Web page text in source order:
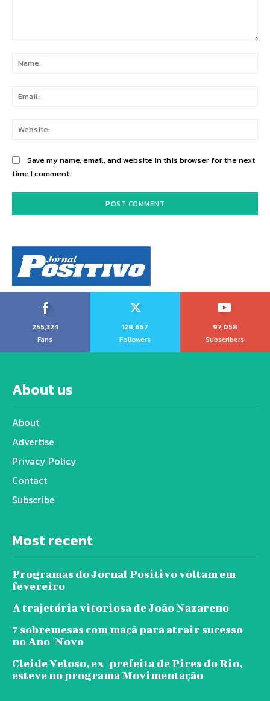
Save my name, email, and website in this browser for the next
time I comment.
255,324
Fans
128,657
Followers
97,058
Subscribers
About us
About
Advertise
Privacy Policy
Contact
Subscribe
Most recent
Programas do Jornal Positivo voltam em
fevereiro
A trajetória vitoriosa de João Nazareno
7 sobremesas com maçã para atrair sucesso
no Ano-Novo
Cleide Veloso, ex-prefeita de Pires do Rio,
esteve no programa Movimentação